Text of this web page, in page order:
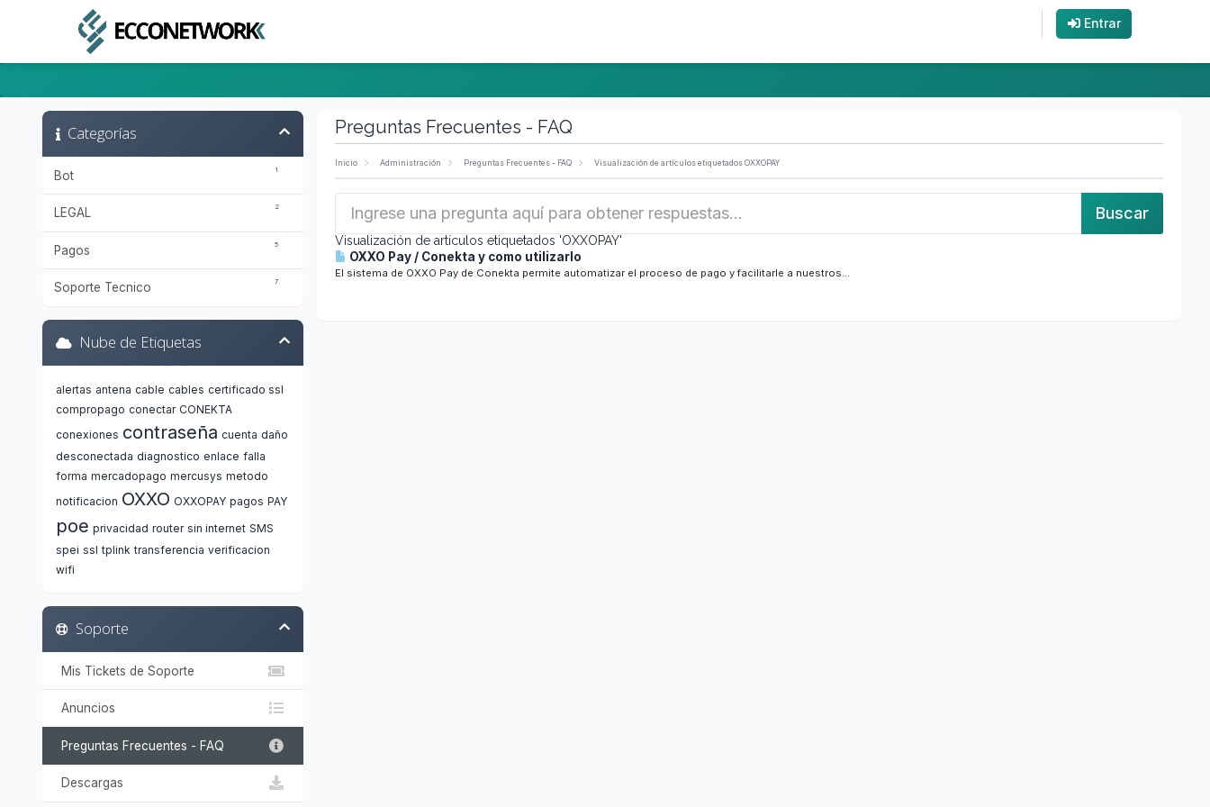
Entrar
Categorías
1
Bot
2
LEGAL
5
Pagos
7
Soporte Tecnico
Preguntas Frecuentes - FAQ
Inicio Administración Preguntas Frecuentes - FAQ Visualización de artículos etiquetados OXXOPAY
Visualización de artículos etiquetados 'OXXOPAY'
OXXO Pay / Conekta y como utilizarlo
El sistema de OXXO Pay de Conekta permite automatizar el proceso de pago y facilitarle a nuestros...
Nube de Etiquetas
alertas antena cable cables certificado ssl
compropago conectar CONEKTA
conexiones contraseña cuenta daño
desconectada diagnostico enlace falla
forma mercadopago mercusys metodo
notificacion OXXO OXXOPAY pagos PAY
poe privacidad router sin internet SMS
spei ssl tplink transferencia verificacion
wifi
Soporte
Mis Tickets de Soporte
Anuncios
Preguntas Frecuentes - FAQ
Descargas